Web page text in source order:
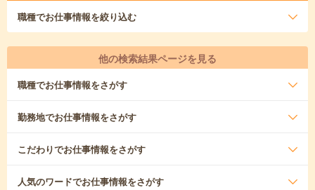
職種でお仕事情報を絞り込む
他の検索結果ページを見る
職種でお仕事情報をさがす
勤務地でお仕事情報をさがす
こだわりでお仕事情報をさがす
人気のワードでお仕事情報をさがす